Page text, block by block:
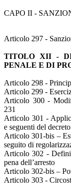
CAPO II -
Articolo 297 -
TITOLO XII -
PENALE E DI
Articolo 298 -
Articolo 299 -
Articolo 300 -
231
Articolo 301 -
e seguenti del
Articolo 301-bis –
seguito di
Articolo 302 -
pena dell’arresto
Articolo 302-bis –
Articolo 303 -